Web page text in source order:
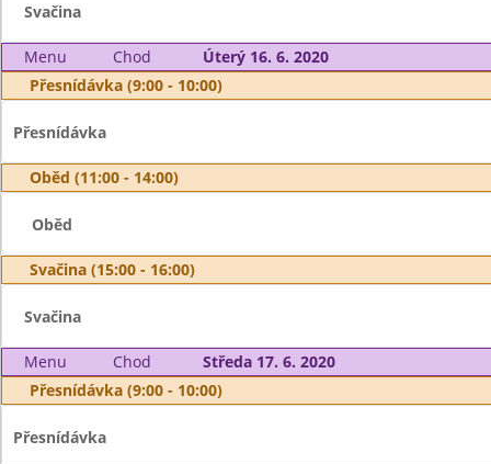
Svačina
Menu Chod
Úterý 16. 6. 2020
Přesnídávka (9:00 - 10:00)
Přesnídávka
Oběd (11:00 - 14:00)
Oběd
Svačina (15:00 - 16:00)
Svačina
Menu Chod
Středa 17. 6. 2020
Přesnídávka (9:00 - 10:00)
Přesnídávka